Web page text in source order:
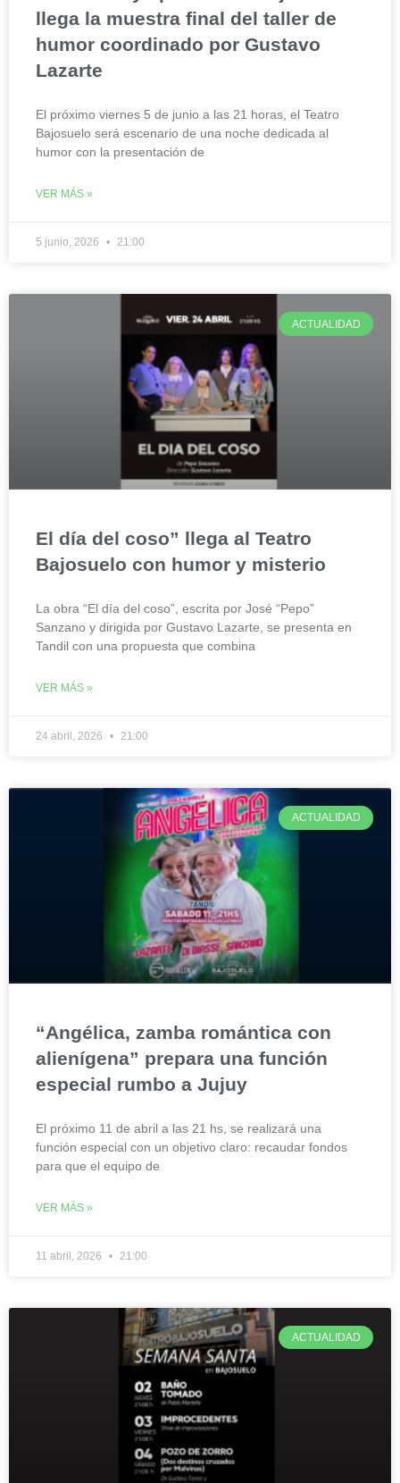
llega la muestra final del taller de
humor coordinado por Gustavo
Lazarte
El próximo viernes 5 de junio a las 21 horas, el Teatro
Bajosuelo será escenario de una noche dedicada al
humor con la presentación de
VER MÁS »
5 junio, 2026 21:00
ACTUALIDAD
El día del coso” llega al Teatro
Bajosuelo con humor y misterio
La obra “El día del coso”, escrita por José “Pepo”
Sanzano y dirigida por Gustavo Lazarte, se presenta en
Tandil con una propuesta que combina
VER MÁS »
24 abril, 2026 21:00
ACTUALIDAD
“Angélica, zamba romántica con
alienígena” prepara una función
especial rumbo a Jujuy
El próximo 11 de abril a las 21 hs, se realizará una
función especial con un objetivo claro: recaudar fondos
para que el equipo de
VER MÁS »
11 abril, 2026 21:00
ACTUALIDAD